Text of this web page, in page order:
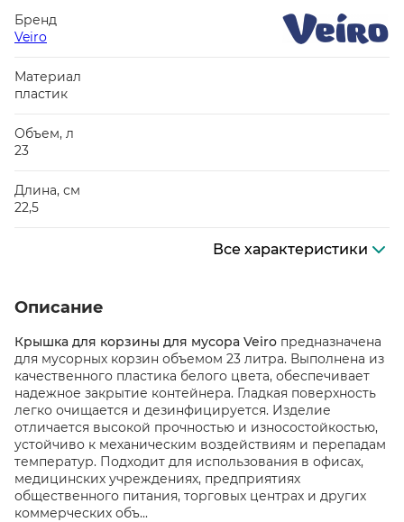
Бренд
Veiro
Материал
пластик
Объем, л
23
Длина, см
22,5
Все характеристики
Описание
Крышка для корзины для мусора Veiro предназначена
для мусорных корзин объемом 23 литра. Выполнена из
качественного пластика белого цвета, обеспечивает
надежное закрытие контейнера. Гладкая поверхность
легко очищается и дезинфицируется. Изделие
отличается высокой прочностью и износостойкостью,
устойчиво к механическим воздействиям и перепадам
температур. Подходит для использования в офисах,
медицинских учреждениях, предприятиях
общественного питания, торговых центрах и других
коммерческих объ...